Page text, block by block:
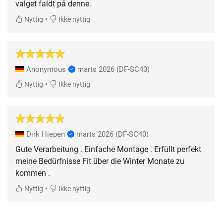
valget faldt på denne.
Nyttig • Ikke nyttig
Anonymous marts 2026 (DF-SC40)
Nyttig • Ikke nyttig
Dirk Hiepen marts 2026 (DF-SC40)
Gute Verarbeitung . Einfache Montage . Erfüllt perfekt
meine Bedürfnisse Fit über die Winter Monate zu
kommen .
Nyttig • Ikke nyttig